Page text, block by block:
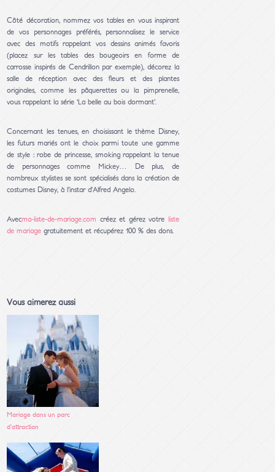
Côté décoration, nommez vos tables en vous inspirant
de vos personnages préférés, personnalisez le service
avec des motifs rappelant vos dessins animés favoris
(placez sur les tables des bougeoirs en forme de
carrosse inspirés de Cendrillon par exemple), décorez la
salle de réception avec des fleurs et des plantes
originales, comme les pâquerettes ou la pimprenelle,
vous rappelant la série ‘La belle au bois dormant’.
Concernant les tenues, en choisissant le thème Disney,
les futurs mariés ont le choix parmi toute une gamme
de style : robe de princesse, smoking rappelant la tenue
de personnages comme Mickey… De plus, de
nombreux stylistes se sont spécialisés dans la création de
costumes Disney, à l’instar d’Alfred Angelo.
Avecma-liste-de-mariage.com créez et gérez votre liste
de mariage gratuitement et récupérez 100 % des dons.
Vous aimerez aussi
Mariage dans un parc
d’attraction